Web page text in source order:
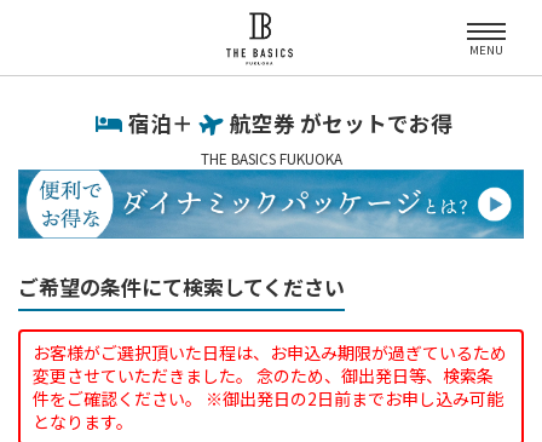
MENU
宿泊＋ 航空券 がセットでお得
THE BASICS FUKUOKA
ご希望の条件にて検索してください
お客様がご選択頂いた日程は、お申込み期限が過ぎているため
変更させていただきました。 念のため、御出発日等、検索条
件をご確認ください。 ※御出発日の2日前までお申し込み可能
となります。